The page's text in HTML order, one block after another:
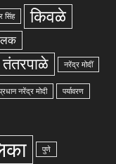
सिंह किवळे
तंतरपाळे नरेंद्र मोदीं
नरेंद्र मोदी पर्यावरण
पुणे